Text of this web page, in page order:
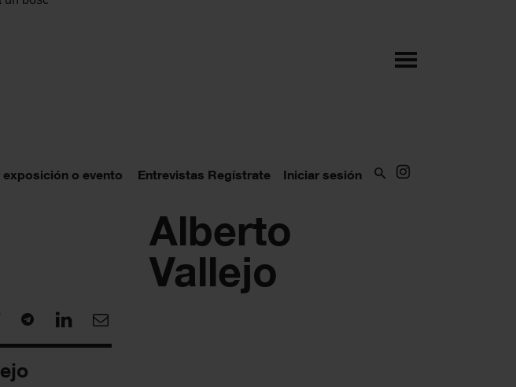
o evento Entrevistas Regístrate Iniciar sesión
Alberto
Vallejo